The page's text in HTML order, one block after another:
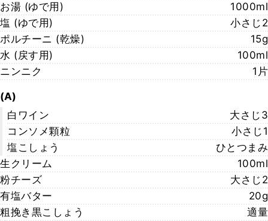
お湯 (ゆで用)
1000ml
塩 (ゆで用)
小さじ2
ポルチーニ (乾燥)
15g
水 (戻す用)
100ml
ニンニク
1片
(A)
白ワイン
大さじ3
コンソメ顆粒
小さじ1
塩こしょう
ひとつまみ
生クリーム
100ml
粉チーズ
大さじ2
有塩バター
20g
粗挽き黒こしょう
適量